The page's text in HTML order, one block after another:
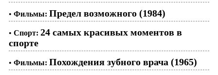
• Фильмы: Предел возможного (1984)
• Спорт: 24 самых красивых моментов в
спорте
• Фильмы: Похождения зубного врача (1965)